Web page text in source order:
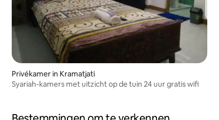
Privékamer in Kramatjati
Syariah-kamers met uitzicht op de tuin 24 uur gratis wifi